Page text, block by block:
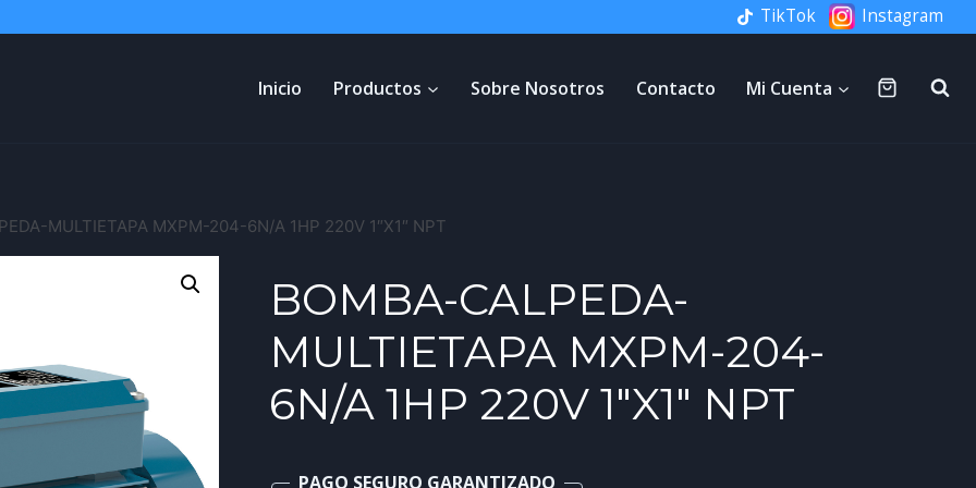
TikTok Instagram
Inicio Productos Sobre Nosotros Contacto Mi Cuenta
MULTIETAPA MXPM-204-6N/A 1HP 220V 1″X1″ NPT
BOMBA-CALPEDA-
MULTIETAPA MXPM-204-
6N/A 1HP 220V 1″X1″ NPT
PAGO SEGURO GARANTIZADO